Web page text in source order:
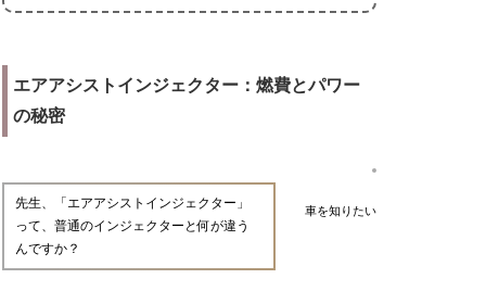
エアアシストインジェクター：燃費とパワー
の秘密
車を知りたい
先生、「エアアシストインジェクター」
って、普通のインジェクターと何が違う
んですか？